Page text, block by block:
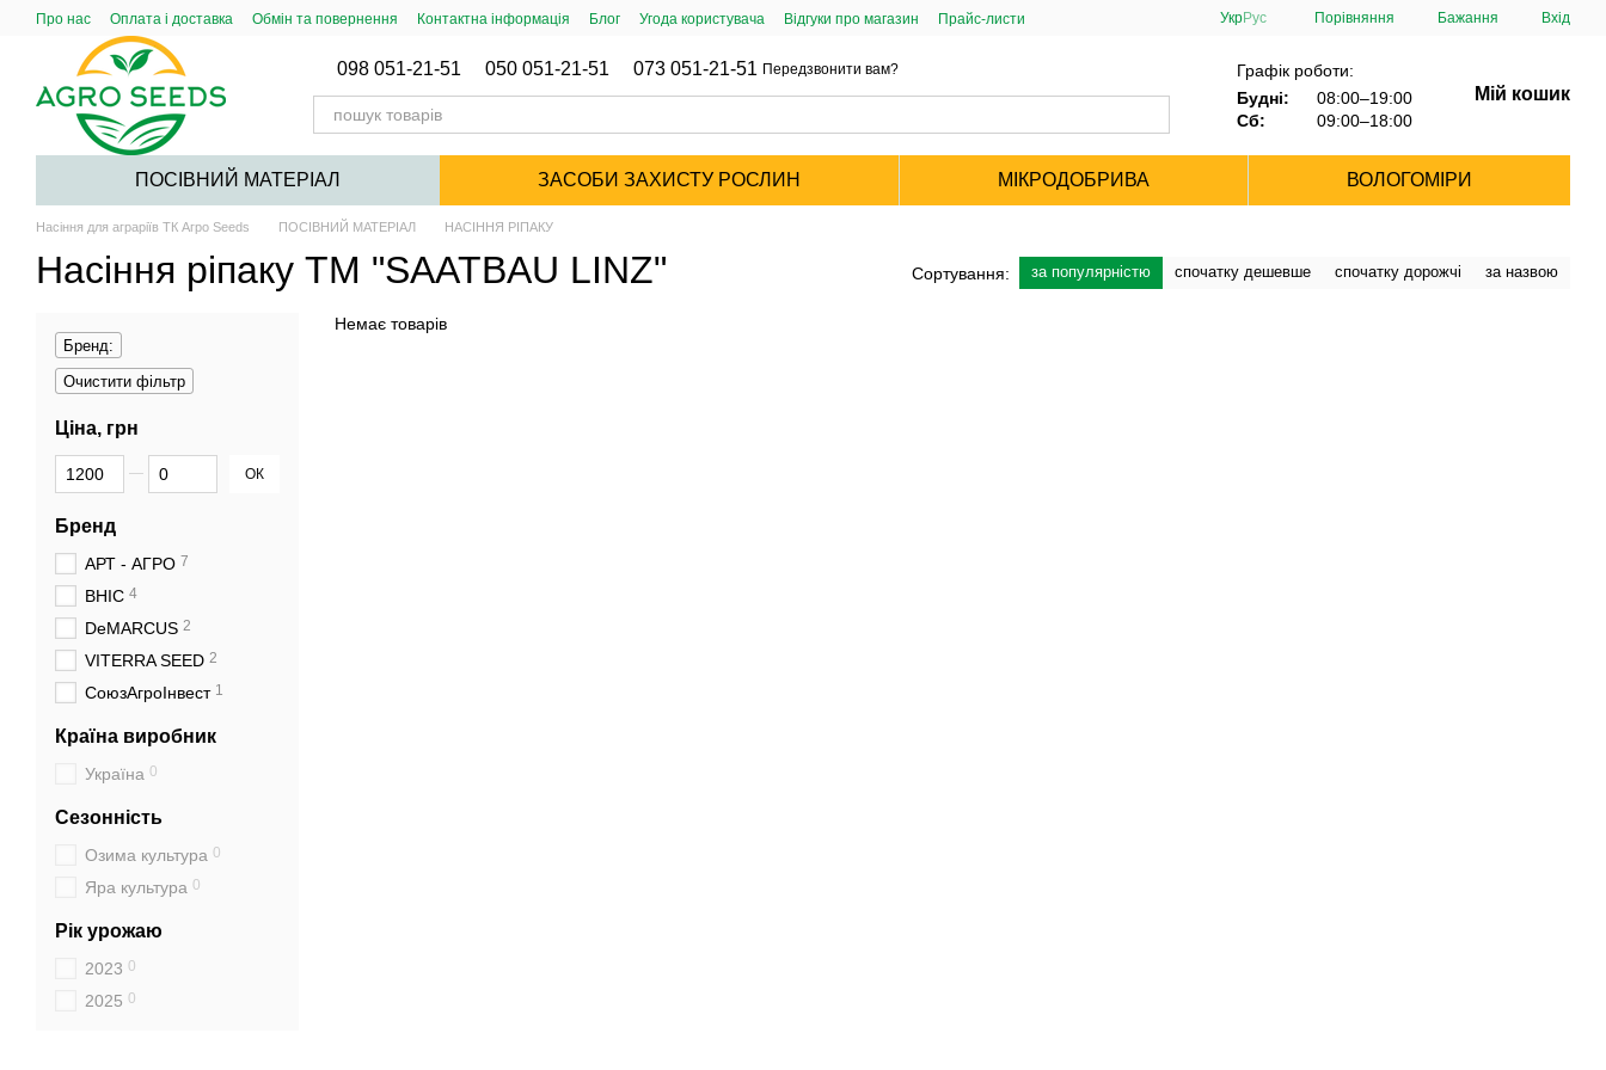
Перейти до основного контенту
Про нас Оплата і доставка Обмін та повернення Контактна інформація Блог Угода користувача Відгуки про магазин
Прайс-листи
Публічний договір (Оферта)
УкрРус Порівняння Бажання Вхід
098 051-21-51 050 051-21-51 073 051-21-51 Передзвонити вам?
Графік роботи:
Будні:
08:00–19:00
Сб:
09:00–18:00
Мій кошик
ПОСІВНИЙ МАТЕРІАЛ ЗАСОБИ ЗАХИСТУ РОСЛИН МІКРОДОБРИВА ВОЛОГОМІРИ
Насіння для аграріїв ТК Агро Seeds ПОСІВНИЙ МАТЕРІАЛ НАСІННЯ РІПАКУ
Насіння ріпаку ТМ "SAATBAU LINZ" Сортування: за популярністю спочатку дешевше спочатку дорожчі за назвою
Немає товарів
Бренд:
Очистити фільтр
Ціна, грн
Від Ціна, грн
До Ціна, грн ОК
Бренд
АРТ - АГРО 7
ВНІС 4
DeMARCUS 2
VITERRA SEED 2
СоюзАгроІнвест 1
Країна виробник
Україна 0
Сезонність
Озима культура 0
Яра культура 0
Рік урожаю
2023 0
2025 0